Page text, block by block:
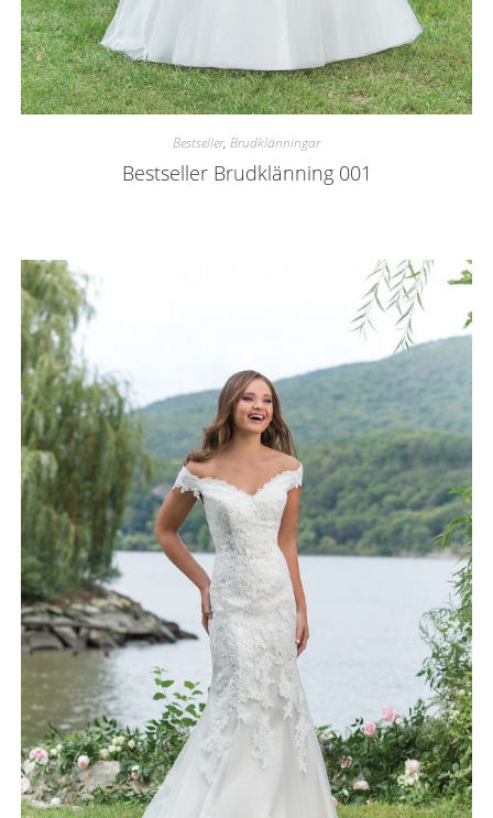
Bestseller, Brudklänningar
Bestseller Brudklänning 001